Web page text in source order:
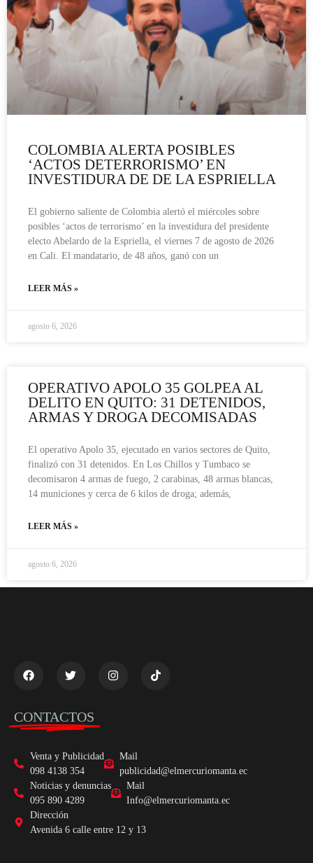
COLOMBIA ALERTA POSIBLES
‘ACTOS DETERRORISMO’ EN
INVESTIDURA DE DE LA ESPRIELLA
El gobierno saliente de Colombia alertó el miércoles sobre
posibles ‘actos de terrorismo’ en la investidura del presidente
electo Abelardo de la Espriella, el viernes 7 de agosto de 2026
en Cali. El mandatario, de 48 años, ganó con un
LEER MÁS »
agosto 6, 2026
OPERATIVO APOLO 35 GOLPEA AL
DELITO EN QUITO: 31 DETENIDOS,
ARMAS Y DROGA DECOMISADAS
El operativo Apolo 35, ejecutado en varios sectores de Quito,
finalizó con 31 detenidos. En Los Chillos y Tumbaco se
decomisaron 4 armas de fuego, 2 carabinas, 48 armas blancas,
14 municiones y cerca de 6 kilos de droga; además,
LEER MÁS »
agosto 6, 2026
CONTACTOS
Venta y Publicidad
098 4138 354
Mail
publicidad@elmercuriomanta.ec
Noticias y denuncias
095 890 4289
Mail
Info@elmercuriomanta.ec
Dirección
Avenida 6 calle entre 12 y 13